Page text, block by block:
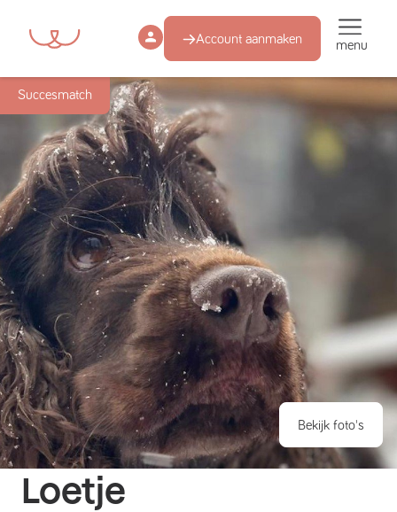
Account aanmaken menu
Succesmatch
Bekijk foto's
Loetje